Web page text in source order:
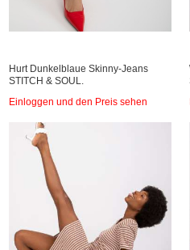
Hurt Dunkelblaue Skinny-Jeans
STITCH & SOUL.
Einloggen und den Preis sehen